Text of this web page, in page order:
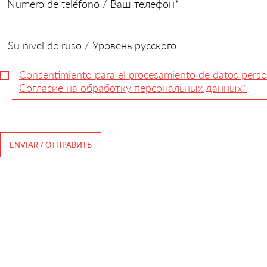
Consentimiento para el procesamiento de datos
Согласие на обработку персональных данных*